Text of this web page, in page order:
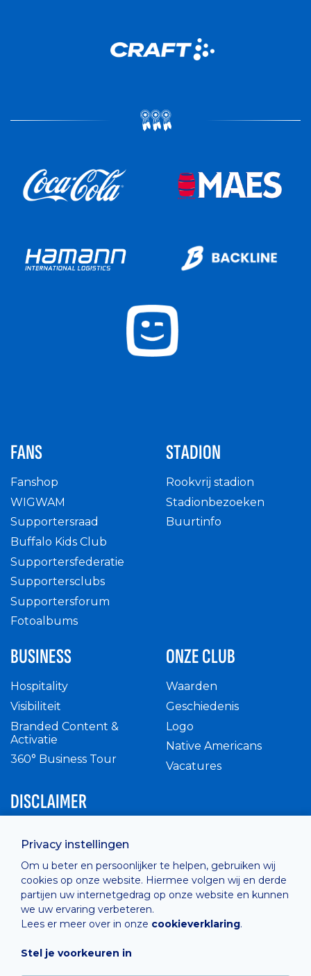
Privacy instellingen
Om u beter en persoonlijker te helpen, gebruiken wij
cookies op onze website. Hiermee volgen wij en derde
partijen uw internetgedrag op onze website en kunnen
we uw ervaring verbeteren.
Lees er meer over in onze cookieverklaring.
Stel je voorkeuren in
FANS
Fanshop
WIGWAM
Supportersraad
Buffalo Kids Club
Supportersfederatie
Supportersclubs
Supportersforum
Fotoalbums
STADION
Rookvrij stadion
Stadionbezoeken
Buurtinfo
BUSINESS
Hospitality
Visibiliteit
Branded Content &
Activatie
360° Business Tour
ONZE CLUB
Waarden
Geschiedenis
Logo
Native Americans
Vacatures
DISCLAIMER
Privacy Policy
Cashless
verkoopsvoorwaarden
Cookie Policy